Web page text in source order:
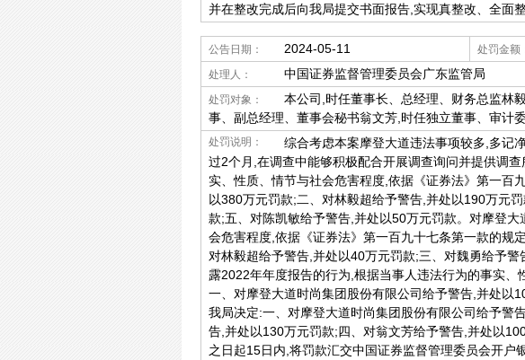
并在整改完成后向我局提交书面报告,实现真整改、全面整
公告日期： 2024-05-11 处罚金额
处理人： 中国证券监督管理委员会广东监管局
处罚对象：
本公司,时任董事长、总经理、财务总监林
事、副总经理、董事会秘书翁文芳,时任独立董事、审计
处罚说明：
综合考虑本案摩登大道违法事项较多,多记
过2个月,在调查中能够积极配合开展调查询问并提供调
实、性质、情节与社会危害程度,依据《证券法》第一百
以380万元罚款;二、对林毅超给予警告,并处以190万元
款;五、对陈凯敏给予警告,并处以50万元罚款。对摩登
会危害程度,依据《证券法》第一百九十七条第一款的规
对林毅超给予警告,并处以40万元罚款;三、对魏勇给予
露2022年年度报告的行为,根据当事人违法行为的事实
一、对摩登大道时尚集团股份有限公司给予警告,并处以
我局决定:一、对摩登大道时尚集团股份有限公司给予警
告,并处以130万元罚款;四、对翁文芳给予警告,并处以
之日起15日内,将罚款汇交中国证券监督管理委员会开户